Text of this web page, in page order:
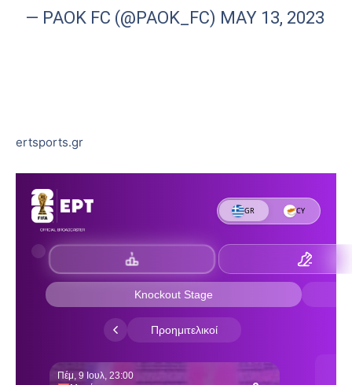
— PAOK FC (@PAOK_FC) MAY 13, 2023
ertsports.gr